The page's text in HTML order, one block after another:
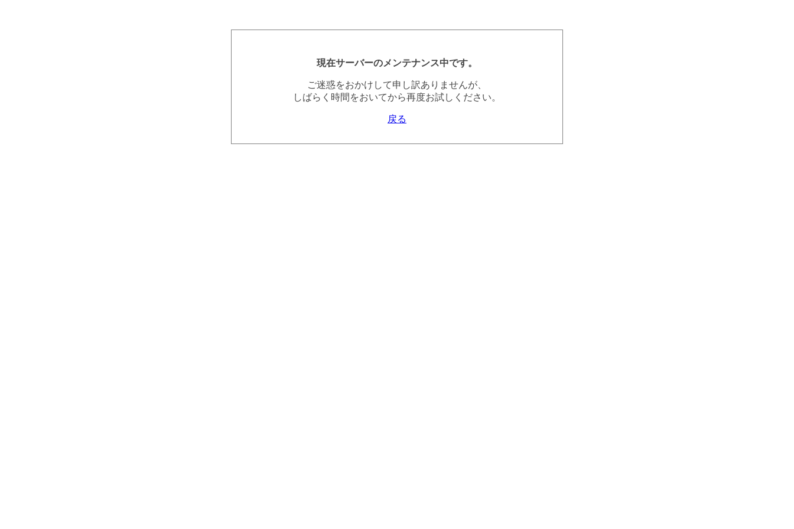
現在サーバーのメンテナンス中です。
ご迷惑をおかけして申し訳ありませんが、
しばらく時間をおいてから再度お試しください。
戻る